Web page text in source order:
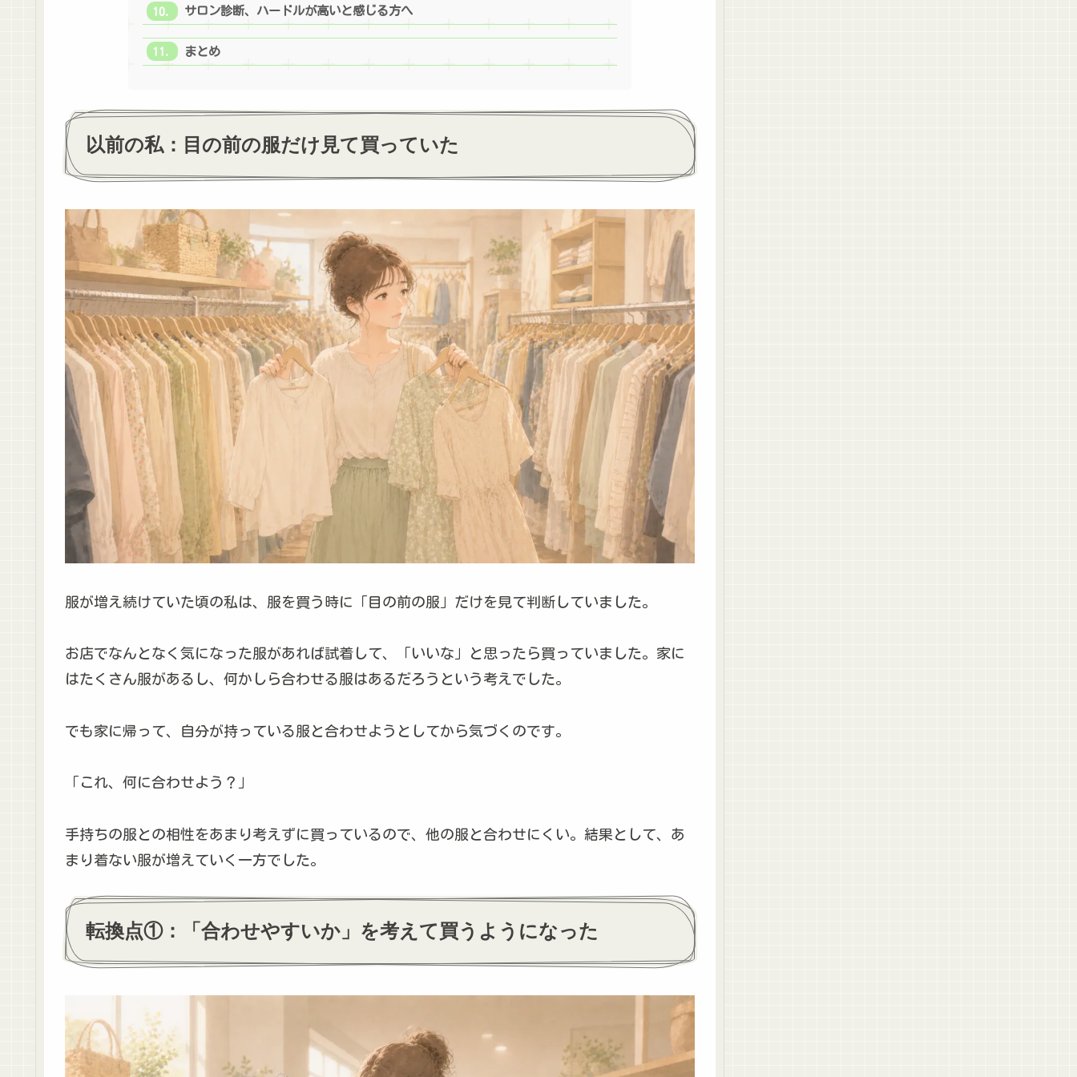
サロン診断、ハードルが高いと感じる方へ
まとめ
以前の私：目の前の服だけ見て買っていた
服が増え続けていた頃の私は、服を買う時に「目の前の服」だけを見て判断していました。
お店でなんとなく気になった服があれば試着して、「いいな」と思ったら買っていました。家に
はたくさん服があるし、何かしら合わせる服はあるだろうという考えでした。
でも家に帰って、自分が持っている服と合わせようとしてから気づくのです。
「これ、何に合わせよう？」
手持ちの服との相性をあまり考えずに買っているので、他の服と合わせにくい。結果として、あ
まり着ない服が増えていく一方でした。
転換点①：「合わせやすいか」を考えて買うようになった